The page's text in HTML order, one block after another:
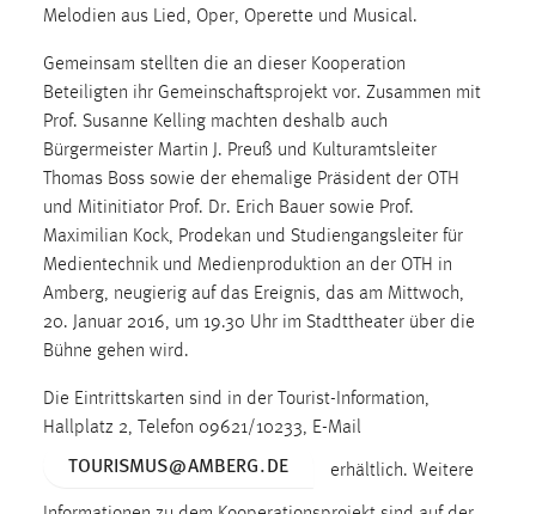
Melodien aus Lied, Oper, Operette und Musical.
Gemeinsam stellten die an dieser Kooperation
Beteiligten ihr Gemeinschaftsprojekt vor. Zusammen mit
Prof. Susanne Kelling machten deshalb auch
Bürgermeister Martin J. Preuß und Kulturamtsleiter
Thomas Boss sowie der ehemalige Präsident der OTH
und Mitinitiator Prof. Dr. Erich Bauer sowie Prof.
Maximilian Kock, Prodekan und Studiengangsleiter für
Medientechnik und Medienproduktion an der OTH in
Amberg, neugierig auf das Ereignis, das am Mittwoch,
20. Januar 2016, um 19.30 Uhr im Stadttheater über die
Bühne gehen wird.
Die Eintrittskarten sind in der Tourist-Information,
Hallplatz 2, Telefon 09621/10233, E-Mail
TOURISMUS@AMBERG.DE erhältlich. Weitere
Chat
Name:
MibewSessionID, MIBEW_UserID, mibew_locale, mibew-
chat-frame-style-5e9dbeb1811c0446
Zweck:
Wird benötigt um die Chatfunktion nutzen zu können.
Cookie Laufzeit:
MibewSessionID, mibew-chat-frame-style-
5e9dbeb1811c0446 = Sitzungslaufzeit, mibew_locale = 3
Jahre, MIBEW_UserID = 1 Jahr
Login
Name: